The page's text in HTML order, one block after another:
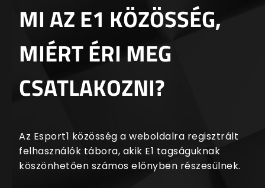
MI AZ E1 KÖZÖSSÉG,
MIÉRT ÉRI MEG
CSATLAKOZNI?
Az Esport1 közösség a weboldalra regisztrált
felhasználók tábora, akik E1 tagságuknak
köszönhetően számos előnyben részesülnek.